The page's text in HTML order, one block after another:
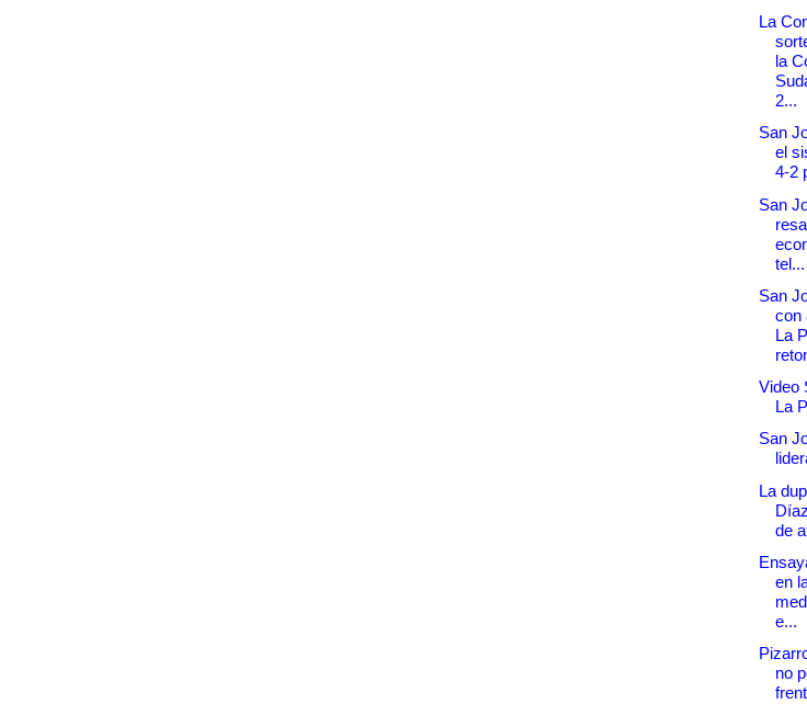
La
la
2...
San
el
4-2
San
tel...
San
con
La
Video
La
San
La
de
en
e...
no